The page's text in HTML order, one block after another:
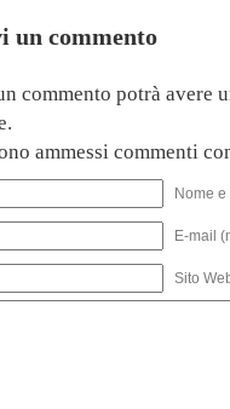
un commento
commento potrà avere
ammessi commenti
Nome
E-mail
Sito